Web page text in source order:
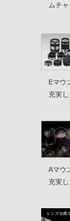
ムチ
Eマウ
充実
Aマウ
充実